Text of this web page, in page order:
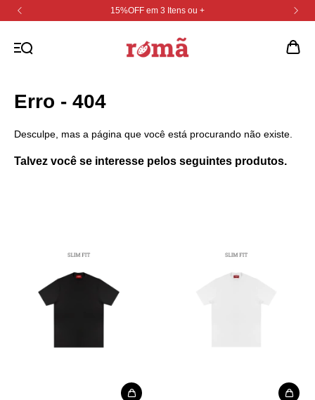
15%OFF em 3 Itens ou +
Erro - 404
Desculpe, mas a página que você está procurando não existe.
Talvez você se interesse pelos seguintes produtos.